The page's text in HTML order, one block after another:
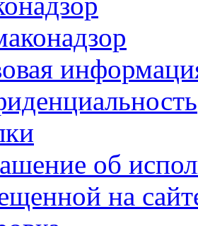
об
на